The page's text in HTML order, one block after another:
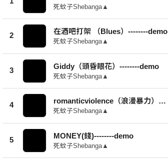
死蚊子Shebanga▲
2 在酒吧打架 （Blues）--------demo
死蚊子Shebanga▲
3 Giddy（頭昏眼花）--------demo
死蚊子Shebanga▲
4 romanticviolence（浪漫暴力）--------Demo
死蚊子Shebanga▲
5 MONEY(錢)--------demo
死蚊子Shebanga▲